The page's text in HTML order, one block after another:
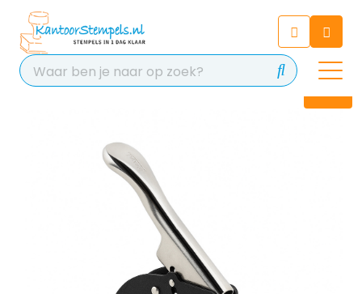
Chat 24/7 met onze chatbot
voor hulp
Contact